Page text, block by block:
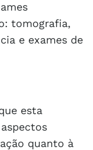
tomografia,
e exames de
esta
quanto à